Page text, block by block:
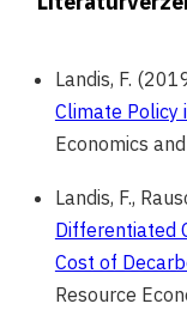
Landis, F.
Climate Policy
Economics
Landis, F.,
Differentiated
Cost of
Resource